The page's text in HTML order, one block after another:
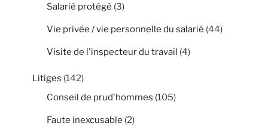
Salarié protégé (3)
Vie privée / vie personnelle du salarié (44)
Visite de l'inspecteur du travail (4)
Litiges (142)
Conseil de prud'hommes (105)
Faute inexcusable (2)